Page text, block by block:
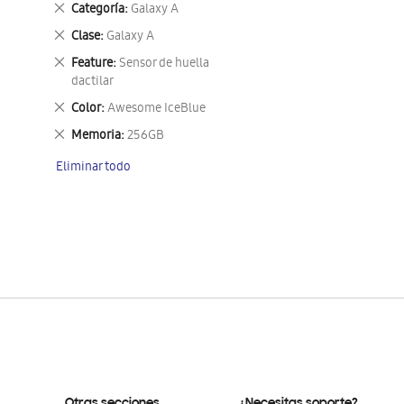
Categoría Galaxy A
Eliminar
este
artículo
Clase Galaxy A
Eliminar
este
artículo
Feature Sensor de huella
dactilar
Eliminar
este
artículo
Color Awesome IceBlue
Eliminar
este
artículo
Memoria 256GB
Eliminar
artículo
Eliminar todo